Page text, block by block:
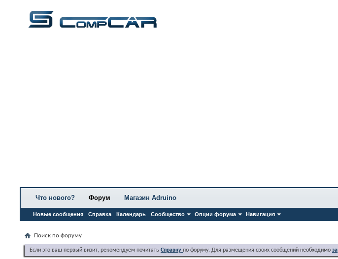
Что нового? Форум
Новые сообщения Справка Календарь Сообщество Опции форума Навигация
Магазин Adruino
Поиск по форуму
Если это ваш первый визит, рекомендуем почитать Справку по форуму. Для размещения своих сообщений необходимо